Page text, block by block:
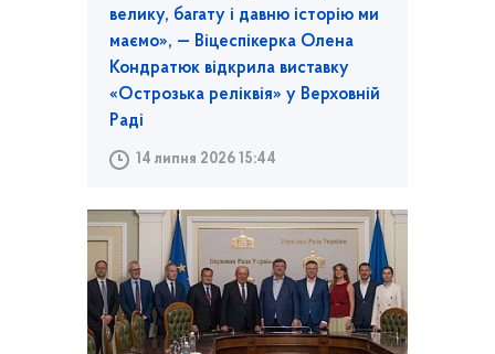
велику, багату і давню історію ми
маємо», — Віцеспікерка Олена
Кондратюк відкрила виставку
«Острозька реліквія» у Верховній
Раді
14 липня 2026 15:44